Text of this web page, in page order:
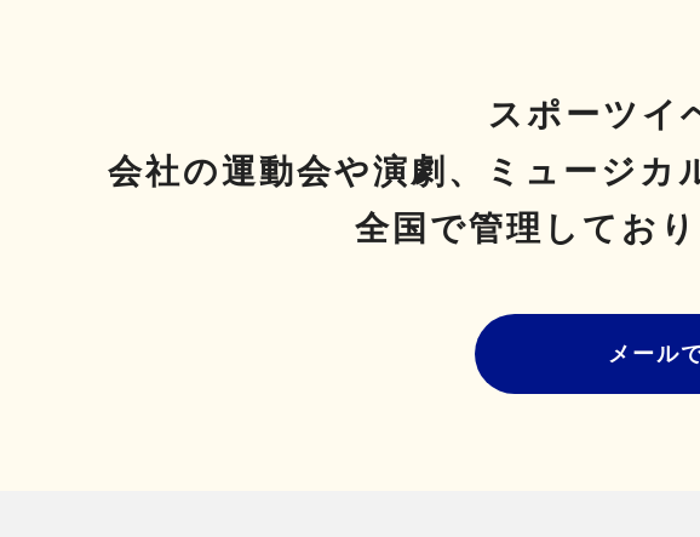
スポーツイ
会社の運動会や演劇、
ミュージカ
全国で管理しており
メール